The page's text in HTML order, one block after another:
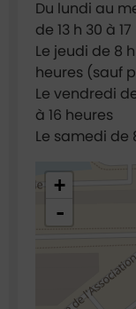
Du lundi au
de 13 h 30 à 17
Le jeudi de 8
heures (sauf
Le vendredi
à 16 heures
Le samedi de
48.921635,2.295022
+
-